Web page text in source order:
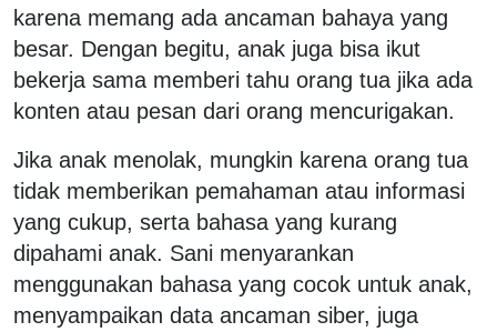
karena memang ada ancaman bahaya yang
besar. Dengan begitu, anak juga bisa ikut
bekerja sama memberi tahu orang tua jika ada
konten atau pesan dari orang mencurigakan.
Jika anak menolak, mungkin karena orang tua
tidak memberikan pemahaman atau informasi
yang cukup, serta bahasa yang kurang
dipahami anak. Sani menyarankan
menggunakan bahasa yang cocok untuk anak,
menyampaikan data ancaman siber, juga